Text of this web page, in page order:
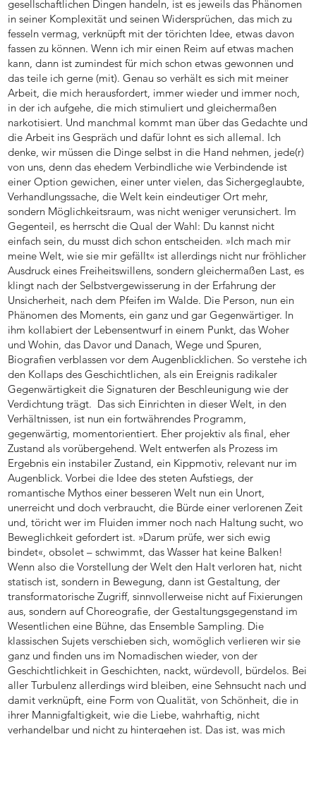
gesellschaftlichen Dingen handeln, ist es jeweils das Phänomen
in seiner Komplexität und seinen Widersprüchen, das mich zu
fesseln vermag, verknüpft mit der törichten Idee, etwas davon
fassen zu können. Wenn ich mir einen Reim auf etwas machen
kann, dann ist zumindest für mich schon etwas gewonnen und
das teile ich gerne (mit). Genau so verhält es sich mit meiner
Arbeit, die mich herausfordert, immer wieder und immer noch,
in der ich aufgehe, die mich stimuliert und gleichermaßen
narkotisiert. Und manchmal kommt man über das Gedachte und
die Arbeit ins Gespräch und dafür lohnt es sich allemal. Ich
denke, wir müssen die Dinge selbst in die Hand nehmen, jede(r)
von uns, denn das ehedem Verbindliche wie Verbindende ist
einer Option gewichen, einer unter vielen, das Sichergeglaubte,
Verhandlungssache, die Welt kein eindeutiger Ort mehr,
sondern Möglichkeitsraum, was nicht weniger verunsichert. Im
Gegenteil, es herrscht die Qual der Wahl: Du kannst nicht
einfach sein, du musst dich schon entscheiden. »Ich mach mir
meine Welt, wie sie mir gefällt« ist allerdings nicht nur fröhlicher
Ausdruck eines Freiheitswillens, sondern gleichermaßen Last, es
klingt nach der Selbstvergewisserung in der Erfahrung der
Unsicherheit, nach dem Pfeifen im Walde. Die Person, nun ein
Phänomen des Moments, ein ganz und gar Gegenwärtiger. In
ihm kollabiert der Lebensentwurf in einem Punkt, das Woher
und Wohin, das Davor und Danach, Wege und Spuren,
Biografien verblassen vor dem Augenblicklichen. So verstehe ich
den Kollaps des Geschichtlichen, als ein Ereignis radikaler
Gegenwärtigkeit die Signaturen der Beschleunigung wie der
Verdichtung trägt. Das sich Einrichten in dieser Welt, in den
Verhältnissen, ist nun ein fortwährendes Programm,
gegenwärtig, momentorientiert. Eher projektiv als final, eher
Zustand als vorübergehend. Welt entwerfen als Prozess im
Ergebnis ein instabiler Zustand, ein Kippmotiv, relevant nur im
Augenblick. Vorbei die Idee des steten Aufstiegs, der
romantische Mythos einer besseren Welt nun ein Unort,
unerreicht und doch verbraucht, die Bürde einer verlorenen Zeit
und, töricht wer im Fluiden immer noch nach Haltung sucht, wo
Beweglichkeit gefordert ist. »Darum prüfe, wer sich ewig
bindet«, obsolet – schwimmt, das Wasser hat keine Balken!
Wenn also die Vorstellung der Welt den Halt verloren hat, nicht
statisch ist, sondern in Bewegung, dann ist Gestaltung, der
transformatorische Zugriff, sinnvollerweise nicht auf Fixierungen
aus, sondern auf Choreografie, der Gestaltungsgegenstand im
Wesentlichen eine Bühne, das Ensemble Sampling. Die
klassischen Sujets verschieben sich, womöglich verlieren wir sie
ganz und finden uns im Nomadischen wieder, von der
Geschichtlichkeit in Geschichten, nackt, würdevoll, bürdelos. Bei
aller Turbulenz allerdings wird bleiben, eine Sehnsucht nach und
damit verknüpft, eine Form von Qualität, von Schönheit, die in
ihrer Mannigfaltigkeit, wie die Liebe, wahrhaftig, nicht
verhandelbar und nicht zu hintergehen ist. Das ist, was mich